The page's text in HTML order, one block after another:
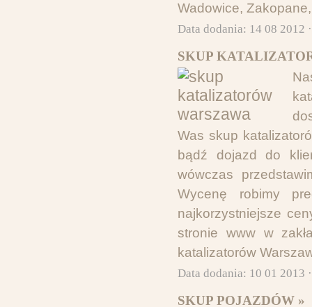
Wadowice,
Data dodania: 14 08 2012
SKUP
Was skup
bądź dojazd do
wówczas
Wycenę robimy
najkorzystniejsze
stronie www w
katalizatorów
Data dodania: 10 01 2013
SKUP POJAZDÓW »